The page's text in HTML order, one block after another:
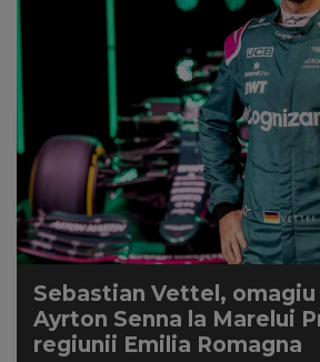
Sebastian Vettel,
Ayrton Senna la Marelui
regiunii Emilia Romagna